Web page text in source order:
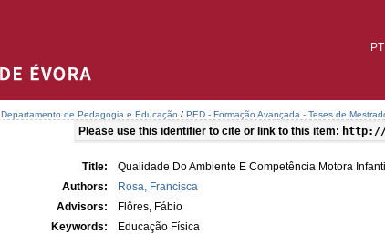
PT
Departamento de Pedagogia e Educação / PED - Formação Avançada - Teses de
Please use this identifier to cite or link to this item: http://
Title:
Qualidade Do Ambiente E Competência Motora
Authors:
Rosa, Francisca
Advisors:
Flôres, Fábio
Keywords:
Educação Física